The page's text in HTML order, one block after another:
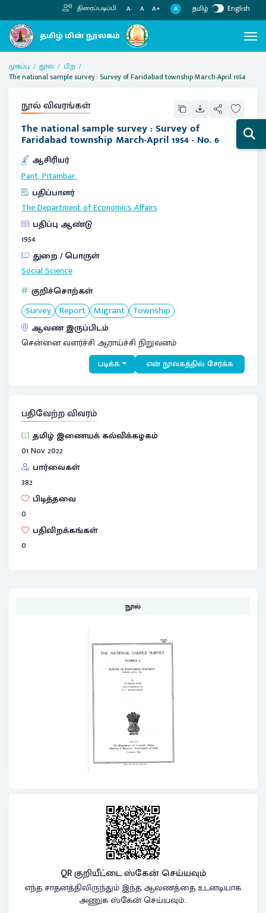
திரைப்படிப்பி A- A A+ A தமிழ் English
முகப்பு நூல்
பிற
The national sample survey : Survey of Faridabad township March-April 1954
நூல் விவரங்கள்
The national sample survey : Survey of
Faridabad township March-April 1954 - No. 6
ஆசிரியர்
Pant, Pitambar.
பதிப்பாளர்
The Department of Economics Affairs
பதிப்பு ஆண்டு
1954
துறை / பொருள்
Social Science
குறிச்சொற்கள்
Survey Report Migrant Township
ஆவண இருப்பிடம்
சென்னை வளர்ச்சி ஆராய்ச்சி நிறுவனம்
படிக்க என் நூலகத்தில் சேர்க்க
பதிவேற்ற விவரம்
தமிழ் இணையக் கல்விக்கழகம்
01 Nov 2022
பார்வைகள்
382
பிடித்தவை
0
பதிவிறக்கங்கள்
0
நூல்
QR குறியீட்டை ஸ்கேன் செய்யவும்
எந்த சாதனத்திலிருந்தும் இந்த ஆவணத்தை உடனடியாக
அணுக ஸ்கேன் செய்யவும்..